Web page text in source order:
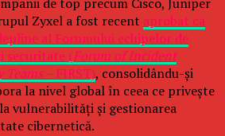
de top precum Cisco, Juniper
Zyxel a fost recent aprobat ca
al Forumului echipelor de
securitate (Forum of Incident
Teams –FIRST), consolidându-și
la nivel global în ceea ce privește
vulnerabilități și gestionarea
cibernetică.